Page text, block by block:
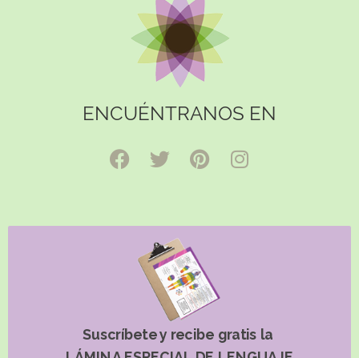
ENCUÉNTRANOS EN
Suscríbete y recibe gratis la